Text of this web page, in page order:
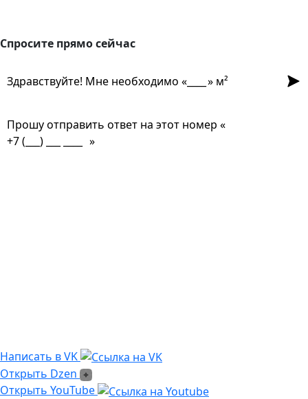
Спросите прямо сейчас
Здравствуйте! Мне необходимо « » м²
Прошу отправить ответ на этот номер «
»
Написать в VK
Написать в VK
Открыть Dzen
Открыть Dzen
Ссылка на Youtube
Открыть YouTube